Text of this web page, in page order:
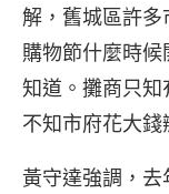
解，舊城區許
購物節什麼時
知道。攤商只
不知市府花大錢
黃守達強調，